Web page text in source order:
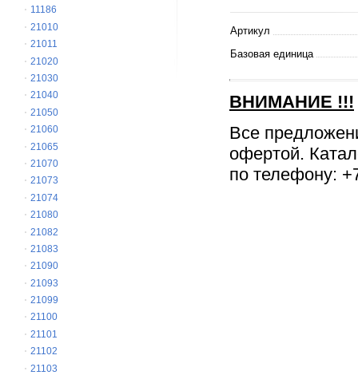
11186
21010
21011
21020
21030
21040
21050
21060
21065
21070
21073
21074
21080
21082
21083
21090
21093
21099
21100
21101
21102
21103
Артикул
Базовая единица
ВНИМАНИЕ !!!
Все
офертой.
по телефону: